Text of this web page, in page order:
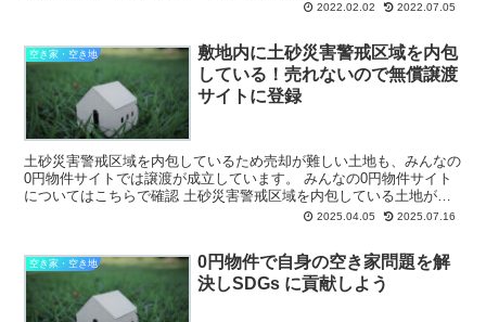
2022.02.02 2022.07.05
空き家・空き地
敷地内に土砂災害警戒区域を内包
している！売れないので無償譲渡
サイトに登録
土砂災害警戒区域を内包しているため売却が難しい土地も、みんなの
0円物件サイトでは譲渡が成立しています。 みんなの0円物件サイト
についてはこちらで確認 土砂災害警戒区域を内包している土地が無
2025.04.05 2025.07.16
空き家・空き地
0円物件で自身の空き家問題を解
決しSDGs に貢献しよう